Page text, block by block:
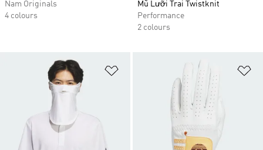
Nam Originals
4 colours
Mũ Lưỡi Trai Twistknit
Performance
2 colours